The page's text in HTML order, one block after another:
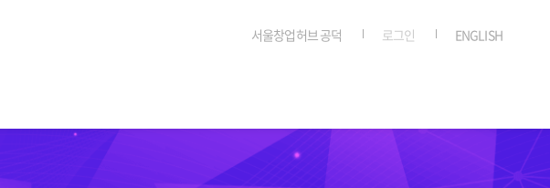
서울창업허브 공덕 로그인 ENGLISH